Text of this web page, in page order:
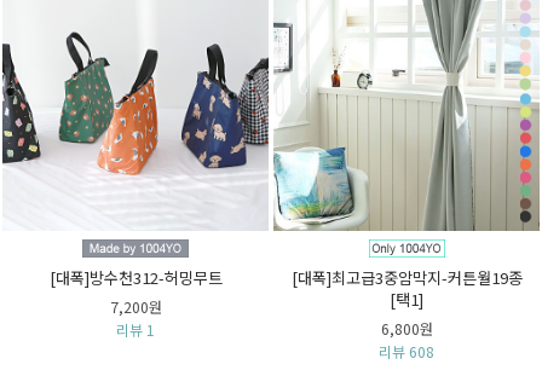
[대폭]방수천312-허밍무트
7,200원
리뷰 1
[대폭]최고급3중암막지-커튼월19종
[택1]
6,800원
리뷰 608